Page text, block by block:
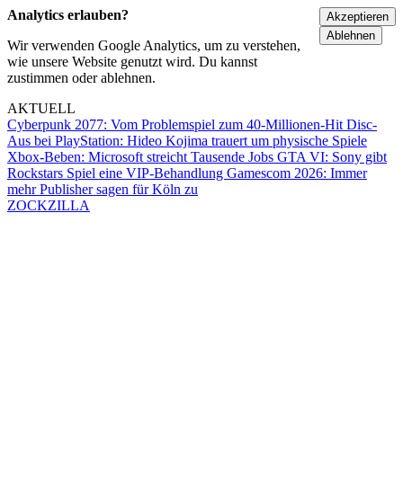
Analytics erlauben?
Wir verwenden Google Analytics, um zu verstehen,
wie unsere Website genutzt wird. Du kannst
zustimmen oder ablehnen.
Akzeptieren
Ablehnen
AKTUELL
Cyberpunk 2077: Vom Problemspiel zum 40-Millionen-Hit Disc-
Aus bei PlayStation: Hideo Kojima trauert um physische Spiele
Xbox-Beben: Microsoft streicht Tausende Jobs GTA VI: Sony gibt
Rockstars Spiel eine VIP-Behandlung Gamescom 2026: Immer
mehr Publisher sagen für Köln zu
ZOCKZILLA